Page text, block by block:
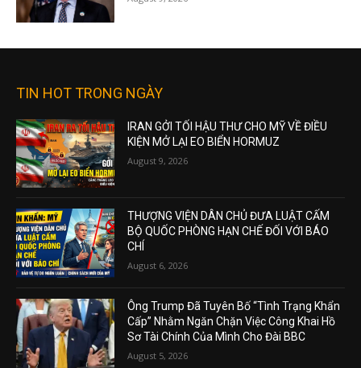
TIN HOT TRONG NGÀY
IRAN GỞI TỐI HẬU THƯ CHO MỸ VỀ ĐIỀU
KIỆN MỞ LẠI EO BIỂN HORMUZ
August 9, 2026
THƯỢNG VIỆN DÂN CHỦ ĐƯA LUẬT CẤM
BỘ QUỐC PHÒNG HẠN CHẾ ĐỐI VỚI BÁO
CHÍ
August 6, 2026
Ông Trump Đã Tuyên Bố “Tình Trạng Khẩn
Cấp” Nhằm Ngăn Chặn Việc Công Khai Hồ
Sơ Tài Chính Của Mình Cho Đài BBC
August 5, 2026